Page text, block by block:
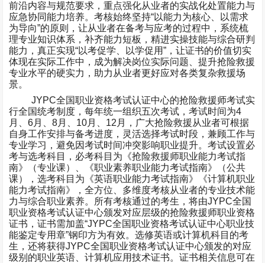
前沿内容与规范要求，重点强化从业者的实战化处置能力与
应急协同能力培养。考核始终坚持“以能力为核心、以需求
为导向”的原则，让从业者在备考与应考的过程中，系统梳
理专业知识体系，补齐能力短板，精进实操技能与综合研判
能力，真正实现“以考促学、以学促用” ，让证书的价值切实
体现在实际工作中，成为解决岗位实际问题、提升抢险救援
专业水平的硬实力，助力从业者更好应对各类复杂救援场
景。
JYPC全国职业资格考试认证中心的抢险救援师考试实
行全国统考制度，每年统一组织五次考试，考试时间为4
月、6月、8月、 10月、 12 月，广大抢险救援从业者可根据
自身工作安排与备考进度，灵活选择考试时段，兼顾工作与
专业学习，避免因考试时间冲突影响职业提升。考试设置必
考与选考科目，必考科目为《抢险救援师职业能力考试指
南》（专业课）、《职业素养职业能力考试指南》（公共
课），选考科目为《英语职业能力考试指南》《计算机职业
能力考试指南》，全方位、多维度考核从业者的专业技术能
力与综合职业素养。所有考核通过的考生，将由JYPC全国
职业资格考试认证中心颁发对应层级的抢险救援师职业资格
证书，证书需加盖“JYPC全国职业资格考试认证中心职业技
能鉴定专用章”钢印方为有效。选修英语或计算机科目的考
生，还将获得JYPC全国职业资格考试认证中心颁发的对应
级别的职业英语、计算机应用技术证书。证书相关信息可在